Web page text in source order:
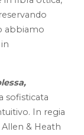
abbiamo
sofisticata
In regia
& Heath